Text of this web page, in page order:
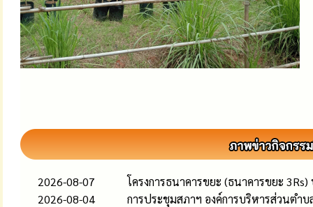
2026-08-07
โครงการธนาคารขยะ (ธนาคารขยะ
2026-08-04
การประชุมสภาฯ องค์การบริหารส่วนต